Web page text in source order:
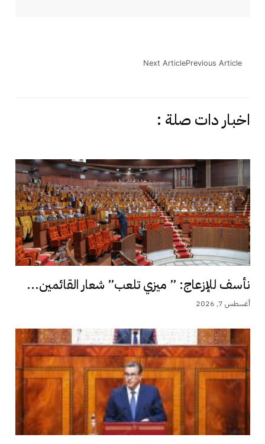
Previous Article
Next Article
اخبار دات صلة :
نأسف للإزعاج: ” ميزي تلعب” شعار القائمين...
أغسطس 7, 2026